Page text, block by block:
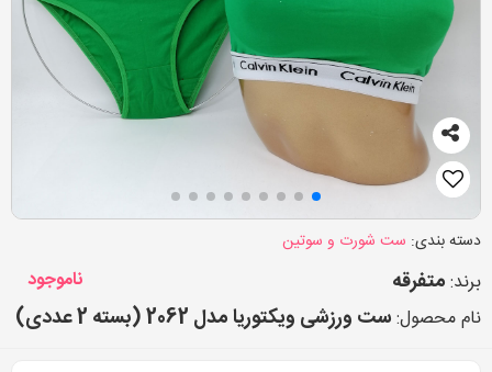
دسته بندی: ست شورت و سوتین
برند:متفرقه
ناموجود
نام محصول:ست ورزشی ویکتوریا مدل 2062 (بسته 2 عددی)